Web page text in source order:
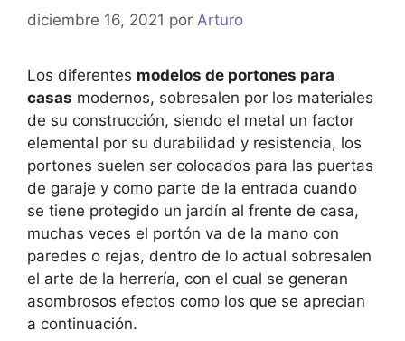
diciembre 16, 2021 por Arturo
Los diferentes modelos de portones para
casas modernos, sobresalen por los materiales
de su construcción, siendo el metal un factor
elemental por su durabilidad y resistencia, los
portones suelen ser colocados para las puertas
de garaje y como parte de la entrada cuando
se tiene protegido un jardín al frente de casa,
muchas veces el portón va de la mano con
paredes o rejas, dentro de lo actual sobresalen
el arte de la herrería, con el cual se generan
asombrosos efectos como los que se aprecian
a continuación.